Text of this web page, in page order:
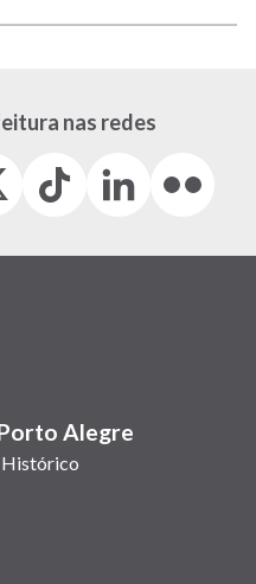
nas redes
Tiktok
(link
em
LinkedIn
(link
em
(link
em
Alegre
Histórico